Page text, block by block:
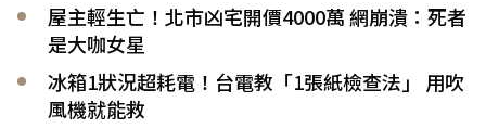
屋主輕生亡！北市凶宅開價4000萬 網崩潰：死者
是大咖女星
冰箱1狀況超耗電！台電教「1張紙檢查法」 用吹
風機就能救